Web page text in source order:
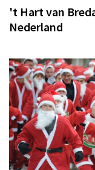
't Hart van
Nederland